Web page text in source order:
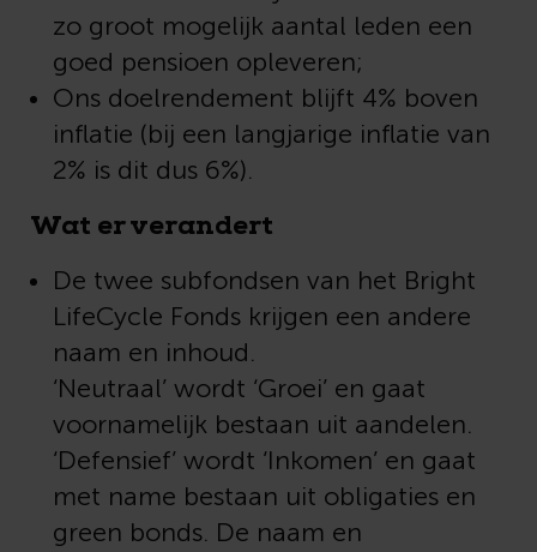
zo groot mogelijk aantal leden een
goed pensioen opleveren;
Ons doelrendement blijft 4% boven
inflatie (bij een langjarige inflatie van
2% is dit dus 6%).
Wat er verandert
De twee subfondsen van het Bright
LifeCycle Fonds krijgen een andere
naam en inhoud.
‘Neutraal’ wordt ‘Groei’ en gaat
voornamelijk bestaan uit aandelen.
‘Defensief’ wordt ‘Inkomen’ en gaat
met name bestaan uit obligaties en
green bonds. De naam en